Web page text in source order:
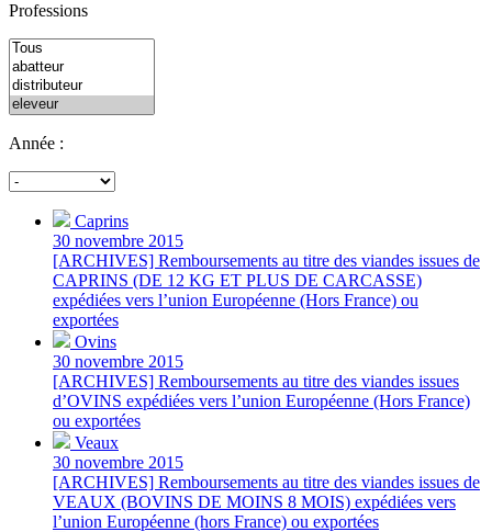
Professions
Année :
Caprins
30 novembre 2015
[ARCHIVES] Remboursements au titre des viandes issues de
CAPRINS (DE 12 KG ET PLUS DE CARCASSE)
expédiées vers l’union Européenne (Hors France) ou
exportées
Ovins
30 novembre 2015
[ARCHIVES] Remboursements au titre des viandes issues
d’OVINS expédiées vers l’union Européenne (Hors France)
ou exportées
Veaux
30 novembre 2015
[ARCHIVES] Remboursements au titre des viandes issues de
VEAUX (BOVINS DE MOINS 8 MOIS) expédiées vers
l’union Européenne (hors France) ou exportées